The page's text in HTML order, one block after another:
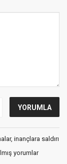
inançlara saldırı
yorumlar